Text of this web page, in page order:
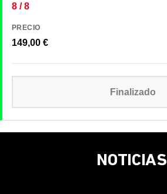
8 / 8
PRECIO
149,00 €
Finalizado
NOTICIAS